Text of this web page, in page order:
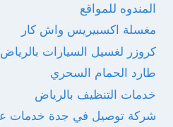
المندوه للمواقع
مغسلة اكسبيريس واش كار
كروزر لغسيل السيارات بالرياض
طارد الحمام السحري
خدمات التنظيف بالرياض